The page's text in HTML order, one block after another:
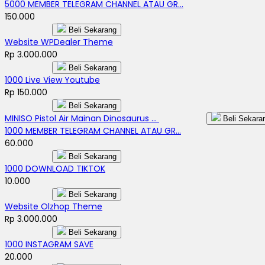
5000 MEMBER TELEGRAM CHANNEL ATAU GR...
150.000
Beli Sekarang
Website WPDealer Theme
Rp 3.000.000
Beli Sekarang
1000 Live View Youtube
Rp 150.000
Beli Sekarang
MINISO Pistol Air Mainan Dinosaurus ... Beli
1000 MEMBER TELEGRAM CHANNEL ATAU GR...
60.000
Beli Sekarang
1000 DOWNLOAD TIKTOK
10.000
Beli Sekarang
Website Olzhop Theme
Rp 3.000.000
Beli Sekarang
1000 INSTAGRAM SAVE
20.000